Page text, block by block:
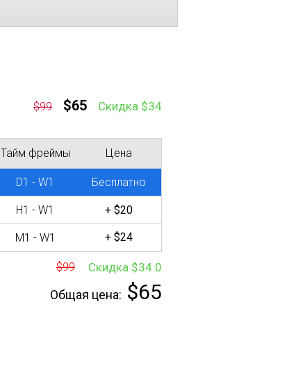
$99 $65 Cкидка $34
Тайм фреймы Цена
D1 - W1 Бесплатно
H1 - W1 + $20
M1 - W1 + $24
Скидка $34.0
$99
Общая цена: $65